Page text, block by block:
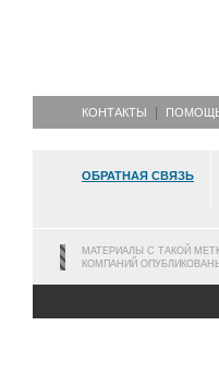
КОНТАКТЫ
ОБРАТНАЯ СВЯЗЬ
МАТЕРИАЛЫ С ТАКОЙ
КОМПАНИЙ